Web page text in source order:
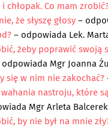
chłopak. Co mam
że słyszę głosy–
– odpowiada Lek.
żeby poprawić swoją
odpowiada Mgr Joanna
się w nim nie zakochać?
wahania nastroju, które
Mgr Arleta Balcerek
by nie był na mnie